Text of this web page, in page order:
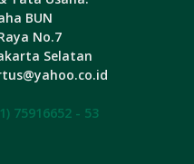
BUN
No.7
Selatan
75916652 - 53